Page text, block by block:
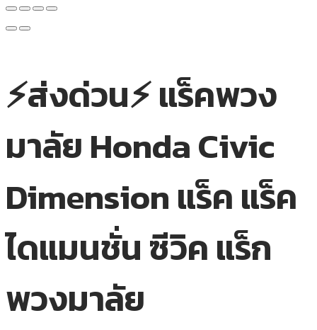
⚡ส่งด่วน⚡ แร็คพวง
มาลัย Honda Civic
Dimension แร็ค แร็ค
ไดแมนชั่น ซีวิค แร็ก
พวงมาลัย